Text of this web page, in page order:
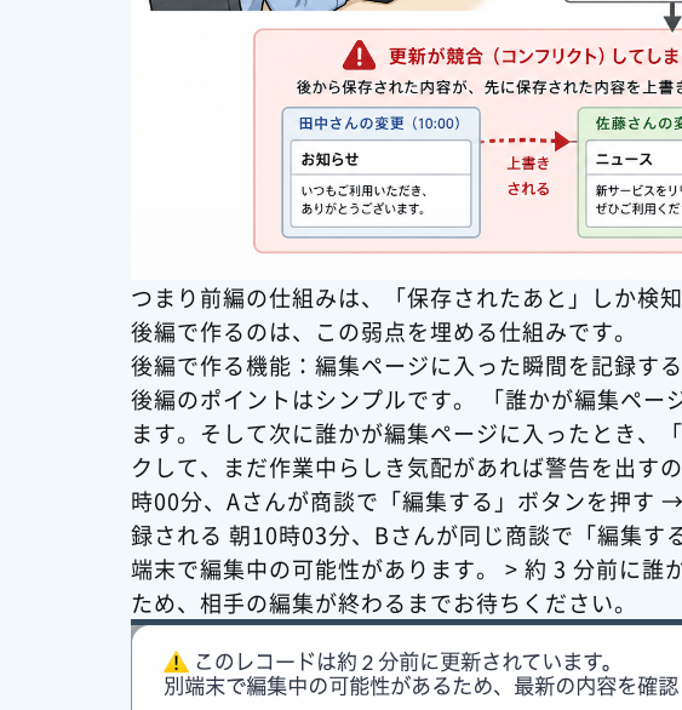
つまり前編の仕組みは、「保存されたあと」しか検
後編で作るのは、この弱点を埋める仕組みです。
後編で作る機能：編集ページに入った瞬間を記録す
後編のポイントはシンプルです。 「誰かが編集ペ
ます。そして次に誰かが編集ページに入ったとき、
クして、まだ作業中らしき気配があれば警告を出す
時00分、Aさんが商談で「編集する」ボタンを押す
録される 朝10時03分、Bさんが同じ商談で「編集
端末で編集中の可能性があります。 > 約 3 分前に誰
ため、相手の編集が終わるまでお待ちください。